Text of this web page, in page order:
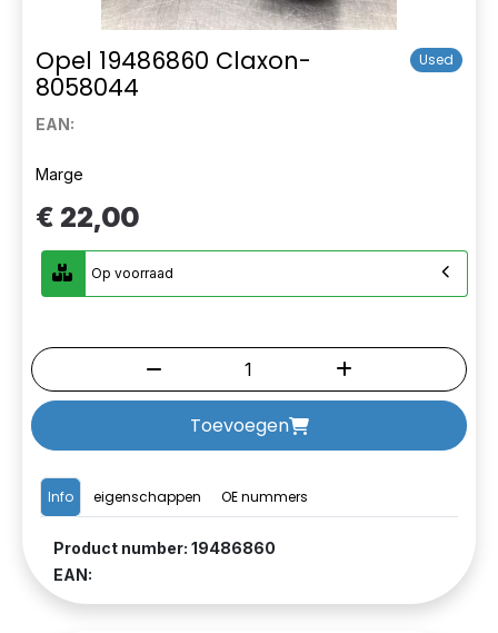
Opel 19486860 Claxon-
8058044
Used
EAN:
Info eigenschappen OE nummers
Product number: 19486860
EAN:
Marge
€ 22,00
Op voorraad
Toevoegen